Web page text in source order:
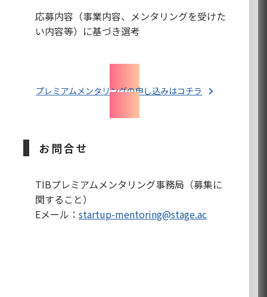
応募内容（事業内容、メンタリングを受けた
い内容等）に基づき選考
プレミアムメンタリングの申し込みはコチラ
お問合せ
TIBプレミアムメンタリング事務局（募集に
関すること）
Eメール： startup-mentoring@stage.ac